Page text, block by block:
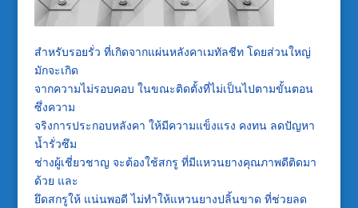
สำหรับรอยรั่ว ที่เกิดจากแผ่นหลังคาเมทัลชีท โดยส่วนใหญ่
มักจะเกิด
จากความไม่รอบคอบ ในขณะติดตั้งที่ไม่เป็นไปตามขั้นตอน
ซึ่งความ
จริงการประกอบหลังคา ให้มีความแข็งแรง คงทน ลดปัญหา
น้ำรั่วซึม
ช่างผู้เชี่ยวชาญ จะต้องใช้สกรู ที่มีแหวนยางคุณภาพดีติดมา
ด้วย และ
ยึดสกรูให้ แน่นพอดี ไม่ทำให้แหวนยางปลิ้นขาด ที่ช่วยลด